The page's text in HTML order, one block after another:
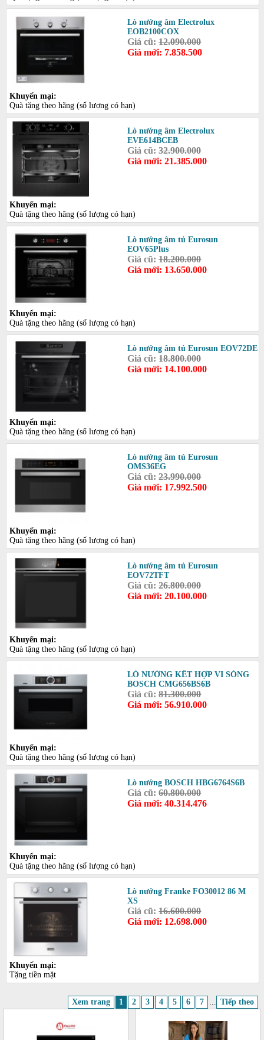
Lò nướng âm Electrolux
EOB2100COX
Giá cũ:12.090.000
Giá mới: 7.858.500
Khuyến mại:
Quà tặng theo hãng (số lượng có hạn)
Lò nướng âm Electrolux
EVE614BCEB
Giá cũ:32.900.000
Giá mới: 21.385.000
Khuyến mại:
Quà tặng theo hãng (số lượng có hạn)
Lò nướng âm tủ Eurosun
EOV65Plus
Giá cũ:18.200.000
Giá mới: 13.650.000
Khuyến mại:
Quà tặng theo hãng (số lượng có hạn)
Lò nướng âm tủ Eurosun EOV72DE
Giá cũ:18.800.000
Giá mới: 14.100.000
Khuyến mại:
Quà tặng theo hãng (số lượng có hạn)
Lò nướng âm tủ Eurosun
OMS36EG
Giá cũ:23.990.000
Giá mới: 17.992.500
Khuyến mại:
Quà tặng theo hãng (số lượng có hạn)
Lò nướng âm tủ Eurosun
EOV72TFT
Giá cũ:26.800.000
Giá mới: 20.100.000
Khuyến mại:
Quà tặng theo hãng (số lượng có hạn)
LÒ NƯỚNG KẾT HỢP VI SÓNG
BOSCH CMG656BS6B
Giá cũ:81.300.000
Giá mới: 56.910.000
Khuyến mại:
Quà tặng theo hãng (số lượng có hạn)
Lò nướng BOSCH HBG6764S6B
Giá cũ:60.800.000
Giá mới: 40.314.476
Khuyến mại:
Quà tặng theo hãng (số lượng có hạn)
Lò nướng Franke FO30012 86 M
XS
Giá cũ:16.600.000
Giá mới: 12.698.000
Khuyến mại:
Tặng tiền mặt
Xem trang 1 2 3 4 5 6 7 Tiếp theo